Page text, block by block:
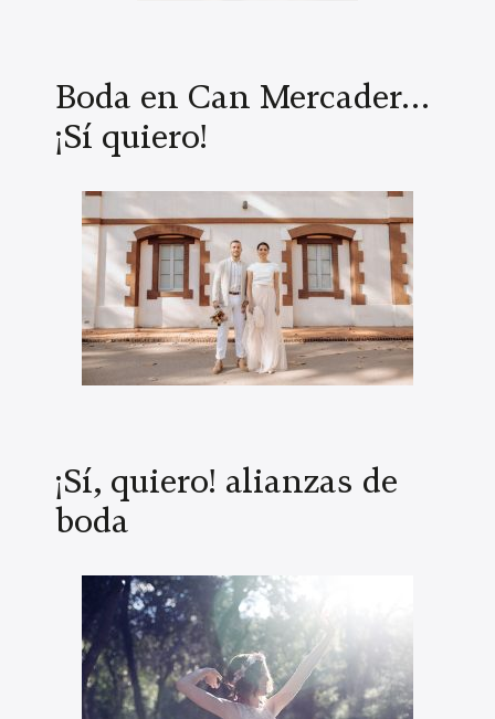
Boda en Can Mercader…
¡Sí quiero!
¡Sí, quiero! alianzas de
boda